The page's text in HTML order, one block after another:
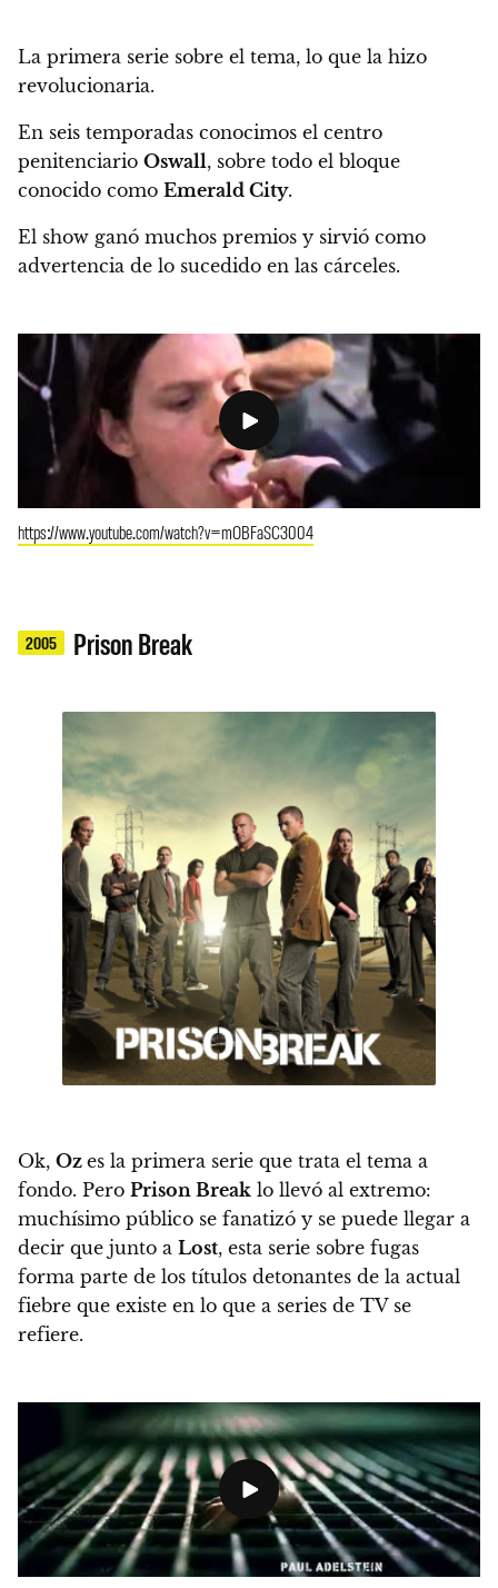
La primera serie sobre el tema, lo que la hizo
revolucionaria.
En seis temporadas conocimos el centro
penitenciario Oswall, sobre todo el bloque
conocido como Emerald City.
El show ganó muchos premios y sirvió como
advertencia de lo sucedido en las cárceles.
https://www.youtube.com/watch?v=mOBFaSC3004
2005 Prison Break
Ok, Oz es la primera serie que trata el tema a
fondo. Pero Prison Break lo llevó al extremo:
muchísimo público se fanatizó y se puede llegar a
decir que junto a Lost, esta serie sobre fugas
forma parte de los títulos detonantes de la actual
fiebre que existe en lo que a series de TV se
refiere.